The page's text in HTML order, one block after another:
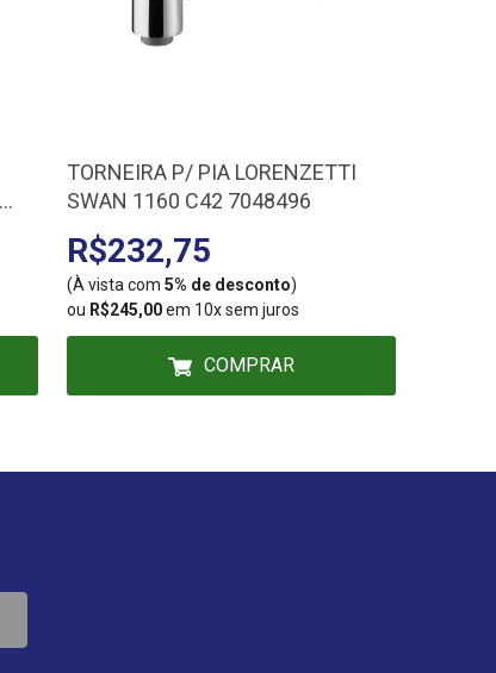
TORNEIRA P/ PIA LORENZETTI
SWAN 1160 C42 7048496
R$232,75
(À vista com 5% de desconto)
ou R$245,00em 10x sem juros
COMPRAR